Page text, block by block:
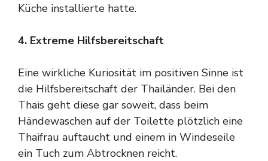
Küche installierte hatte.
4. Extreme Hilfsbereitschaft
Eine wirkliche Kuriosität im positiven Sinne ist
die Hilfsbereitschaft der Thailänder. Bei den
Thais geht diese gar soweit, dass beim
Händewaschen auf der Toilette plötzlich eine
Thaifrau auftaucht und einem in Windeseile
ein Tuch zum Abtrocknen reicht.